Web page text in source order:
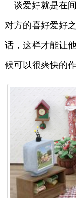
谈爱好就是在
对方的喜好爱好
话，这样才能让
候可以很爽快的作